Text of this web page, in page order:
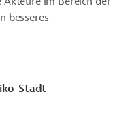
besseres
Stadt